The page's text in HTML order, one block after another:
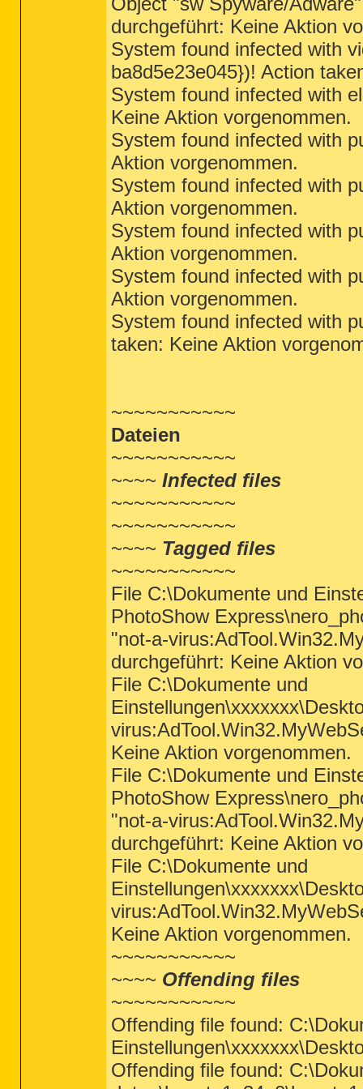
O23 - Service: Ati HotKey Poller -
O23 - Service: ATI Smart - Unknown
O23 - Service: Kaspersky Internet
O23 - Service:
O23 - Service: FLEXnet Licensing
O23 - Service: iPod-Dienst (iPod
O23 - Service: Process Monitor
O23 - Service: Nero BackItUp
O23 - Service: NMIndexingService -
End of file - 8185 bytes
durchgeführt: Keine Aktion
System found infected with
ba8d5e23e045})! Action
System found infected with
Keine Aktion vorgenommen.
System found infected with
Aktion vorgenommen.
System found infected with
Aktion vorgenommen.
System found infected with
Aktion vorgenommen.
System found infected with
Aktion vorgenommen.
System found infected with
taken: Keine Aktion
~~~~~~~~~~~
Dateien
~~~~~~~~~~~
~~~~ Infected files
~~~~~~~~~~~
~~~~~~~~~~~
~~~~ Tagged files
~~~~~~~~~~~
File C:\Dokumente und
PhotoShow
"not-a-
durchgeführt: Keine Aktion
File C:\Dokumente und
Keine Aktion vorgenommen.
File C:\Dokumente und
PhotoShow
"not-a-
durchgeführt: Keine Aktion
File C:\Dokumente und
Keine Aktion vorgenommen.
~~~~~~~~~~~
~~~~ Offending files
~~~~~~~~~~~
Offending file found:
Offending file found: